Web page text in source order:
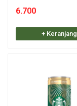
6.700
+ Keranjang